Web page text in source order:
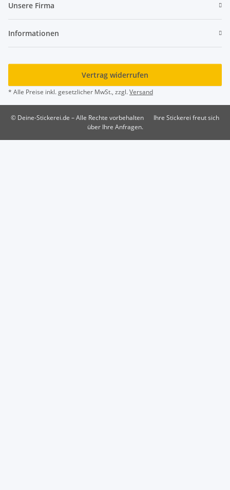
Unsere Firma
Informationen
Vertrag widerrufen
* Alle Preise inkl. gesetzlicher MwSt., zzgl.Versand
© Deine-Stickerei.de – Alle Rechte vorbehalten
Ihre Stickerei freut sich
über Ihre Anfragen.